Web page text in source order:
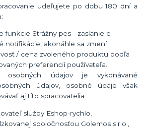
udeľujete po dobu180 dní a
funkcie Strážny pes - zaslanie e-
notifikácie, akonáhle sa zmení
/ cena zvoleného produktu podľa
preferencií používateľa.
osobných údajov je vykonávané
údajov, osobné údaje však
aj títo spracovatelia:
služby Eshop-rychlo,
spoločnosťou Golemos s.r.o.,